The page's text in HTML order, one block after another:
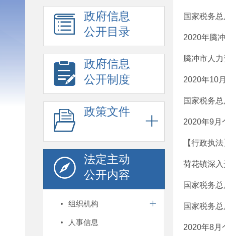
政府信息
公开目录
政府信息
公开制度
政策文件
法定主动
公开内容
组织机构
人事信息
国家税务
2020年腾
腾冲市人
2020年10
国家税务
2020年9月
【行政执
荷花镇深
国家税务
国家税务
2020年8月